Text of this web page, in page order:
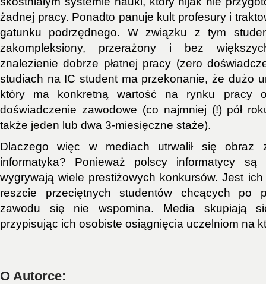
żadnej pracy. Ponadto panuje kult profesury i
gatunku podrzędnego. W związku z tym
zakompleksiony, przerażony i bez
znalezienie dobrze płatnej pracy (zero
studiach na IC student ma przekonanie, że dużo
który ma konkretną wartość na rynku pracy
doświadczenie zawodowe (co najmniej (!) pół
także jeden lub dwa 3-miesięczne staże).
Dlaczego więc w mediach utrwalił się obraz
informatyka? Ponieważ polscy informatycy
wygrywają wiele prestiżowych konkursów. Jest
reszcie przeciętnych studentów chcących po
zawodu się nie wspomina. Media skupiają
przypisując ich osobiste osiągnięcia uczelniom na
O Autorce: